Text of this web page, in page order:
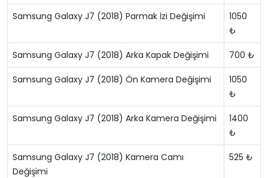
Samsung Galaxy J7 (2018) Parmak İzi Değişimi
1050
₺
Samsung Galaxy J7 (2018) Arka Kapak Değişimi 700 ₺
Samsung Galaxy J7 (2018) Ön Kamera Değişimi
1050
₺
Samsung Galaxy J7 (2018) Arka Kamera Değişimi
1400
₺
Samsung Galaxy J7 (2018) Kamera Camı
Değişimi
525 ₺